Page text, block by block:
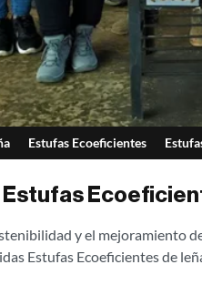
Estufas Ecoeficientes
y el mejoramiento
Estufas Ecoeficientes de